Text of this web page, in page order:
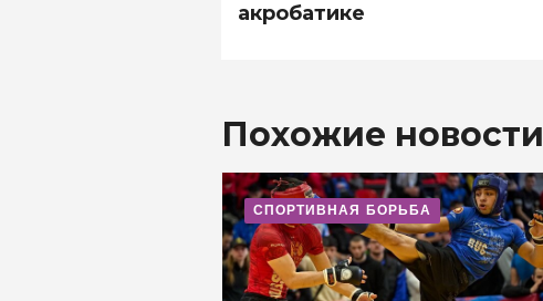
акробатике
Похожие новости
СПОРТИВНАЯ БОРЬБА